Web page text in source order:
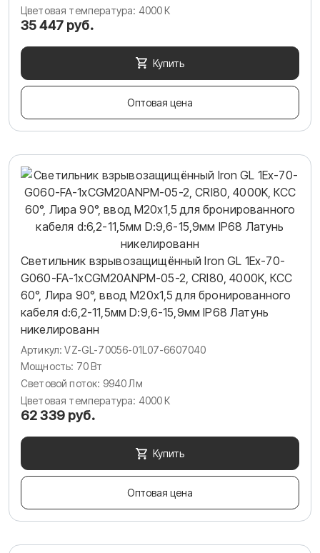
Цветовая температура: 4000 К
35 447 руб.
Купить
Оптовая цена
Светильник взрывозащищённый Iron GL 1Ex-70-
G060-FA-1хCGM20ANPM-05-2, CRI80, 4000K, КСС
60°, Лира 90°, ввод М20х1,5 для бронированного
кабеля d:6,2-11,5мм D:9,6-15,9мм IP68 Латунь
никелированн
Артикул: VZ-GL-70056-01L07-6607040
Мощность: 70 Вт
Световой поток: 9940 Лм
Цветовая температура: 4000 К
62 339 руб.
Купить
Оптовая цена